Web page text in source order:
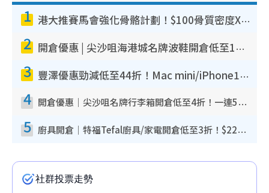
1 港大推賽馬會強化骨骼計劃！$100骨質密度X光檢查 完成免費運動訓練送超市禮券！附參加資格
2 開倉優惠 | 尖沙咀海港城名牌波鞋開倉低至1折！On鞋$899起／Joy&Peace鞋履$98起
3 豐澤優惠勁減低至44折！Mac mini/iPhone17Pro大減價！廚房家電$220起
4 開倉優惠｜尖沙咀名牌行李箱開倉低至4折！一連5日 American Tourister/ace./Hallmark $200起！
5 廚具開倉｜特福Tefal廚具/家電開倉低至3折！$220起買平底鍋/炒鑊/湯煲！電飯煲/吸塵機/燙斗$418起